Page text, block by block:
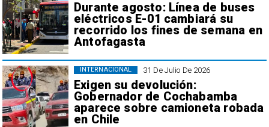
Durante agosto: Línea de buses
eléctricos E-01 cambiará su
recorrido los fines de semana en
Antofagasta
31 De Julio De 2026
Exigen su devolución:
Gobernador de Cochabamba
aparece sobre camioneta robada
en Chile
INTERNACIONAL